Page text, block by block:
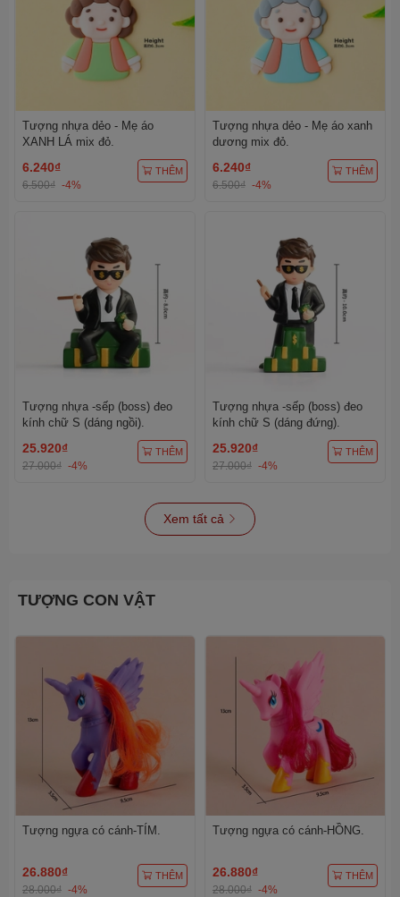
Tượng nhựa dẻo - Mẹ áo
XANH LÁ mix đỏ.
6.240₫
6.500₫ -4%
THÊM
Tượng nhựa dẻo - Mẹ áo xanh
dương mix đỏ.
6.240₫
6.500₫ -4%
THÊM
Tượng nhựa -sếp (boss) đeo
kính chữ S (dáng ngồi).
25.920₫
27.000₫ -4%
THÊM
Tượng nhựa -sếp (boss) đeo
kính chữ S (dáng đứng).
25.920₫
27.000₫ -4%
THÊM
Xem tất cả
TƯỢNG CON VẬT
Tượng ngựa có cánh-TÍM.
26.880₫
28.000₫ -4%
THÊM
Tượng ngựa có cánh-HỒNG.
26.880₫
28.000₫ -4%
THÊM